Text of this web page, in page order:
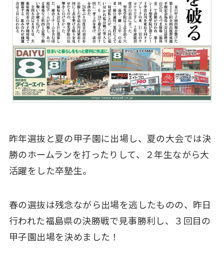
昨年選抜と夏の甲子園に出場し、夏の大会では決
勝のホームランを打ったりして、２年生ながら大
活躍をした卒塾生。
春の選抜は残念ながら出場を逃したものの、昨日
行われた福島県の決勝戦で見事勝利し、３回目の
甲子園出場を決めました！